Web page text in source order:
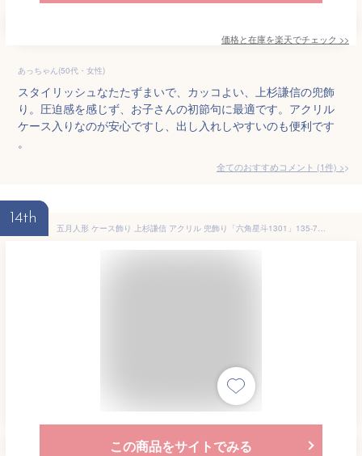
価格と在庫を楽天でチェック >>
あっちゃん(50代・女性)
スタイリッシュなたたずまいで、カッコよい、上杉謙信の兜飾
り。圧迫感を感じず、お子さんの初節句に最適です。アクリル
ケース入りなのが安心ですし、出し入れしやすいのも便利です
。
全てのおすすめコメント (1件) >
14th
五月人形 ケース飾り 上杉謙信 アクリル 兜飾り「六角星斗1301」135-735 [戦国 武将]
この商品をサイトでみる